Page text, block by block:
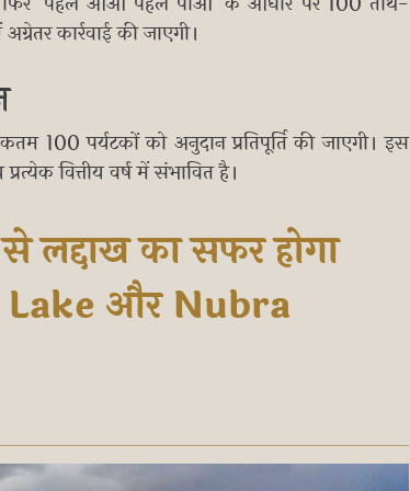
कार्रवाई की जाएगी।
100 पर्यटकों को अनुदान प्रतिपूर्ति की जाएगी। इस
वित्तीय वर्ष में संभावित है।
लद्दाख का सफर होगा
Lake और Nubra